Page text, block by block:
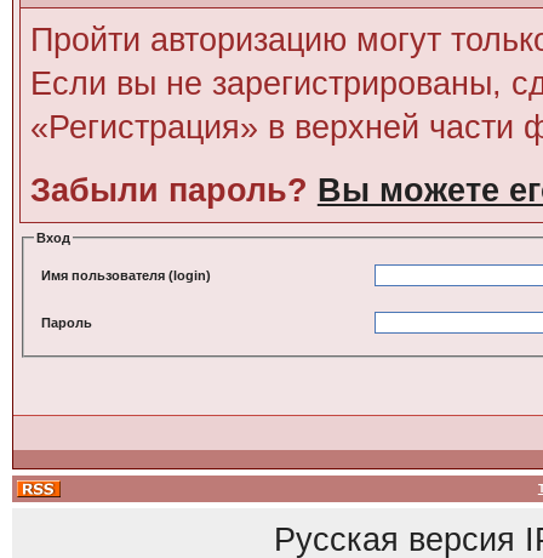
Пройти авторизацию могут
Если вы не зарегистрированы,
«Регистрация» в верхней части
Забыли пароль? Вы можете
Вход
Имя пользователя (login)
Пароль
Русская версия